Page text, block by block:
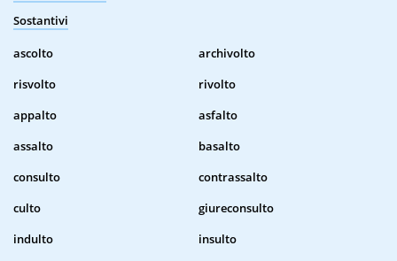
Sostantivi
ascolto
archivolto
risvolto
rivolto
appalto
asfalto
assalto
basalto
consulto
contrassalto
culto
giureconsulto
indulto
insulto